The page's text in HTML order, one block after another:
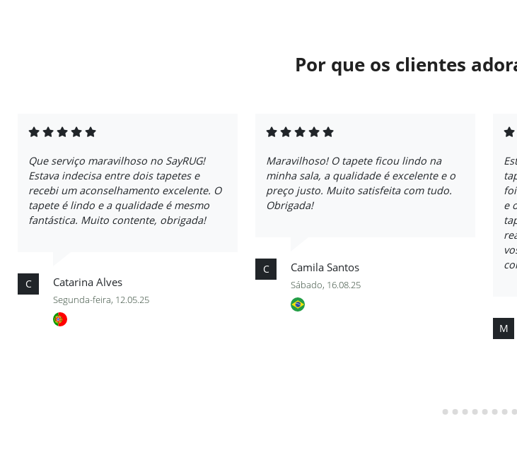
Por que os clientes
Que serviço maravilhoso no SayRUG!
Estava indecisa entre dois tapetes e
recebi um aconselhamento excelente. O
tapete é lindo e a qualidade é mesmo
fantástica. Muito contente, obrigada!
C Catarina Alves
Segunda-feira, 12.05.25
Maravilhoso! O tapete ficou lindo na
minha sala, a qualidade é excelente e o
preço justo. Muito satisfeita com tudo.
Obrigada!
C Camila Santos
Sábado, 16.08.25
e
M